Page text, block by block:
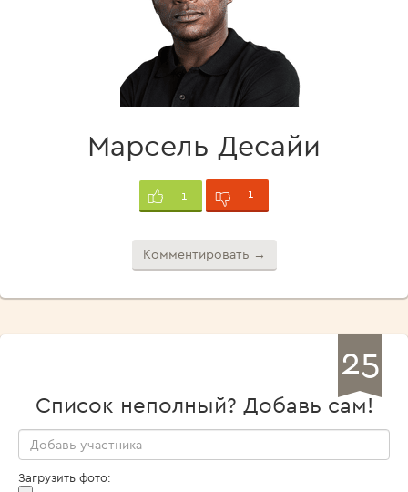
Марсель Десайи
1 1
Комментировать →
25
Список неполный? Добавь сам!
Загрузить фото: